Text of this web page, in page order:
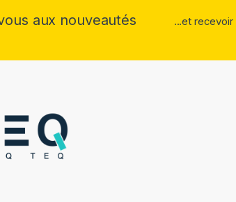
aux nouveautés ...et recevoir